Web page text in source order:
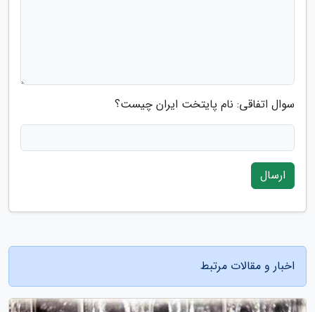
سوال اتفاقی: نام پایتخت ایران چیست؟
ارسال
اخبار و مقالات مرتبط